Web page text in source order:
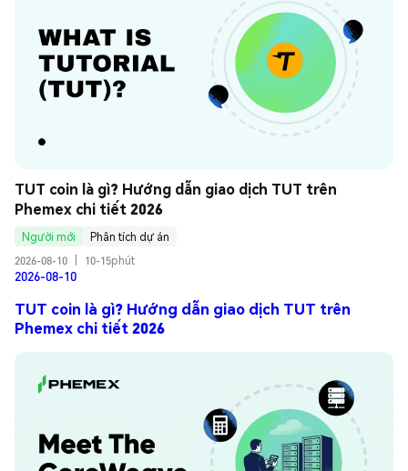
TUT coin là gì? Hướng dẫn giao dịch TUT trên
Phemex chi tiết 2026
Người mới
Phân tích dự án
2026-08-10
10-15phút
2026-08-10
TUT coin là gì? Hướng dẫn giao dịch TUT trên
Phemex chi tiết 2026